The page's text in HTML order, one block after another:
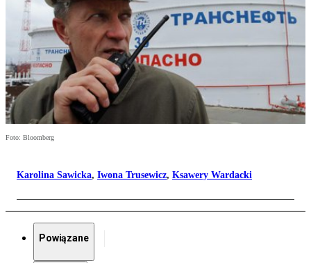
Foto: Bloomberg
Karolina Sawicka, Iwona Trusewicz, Ksawery Wardacki
Powiązane